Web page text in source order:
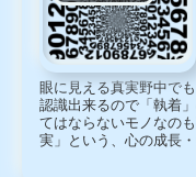
眼に見える真実野中で
認識出来るので「執着
てはならないモノなの
実」という、心の成長